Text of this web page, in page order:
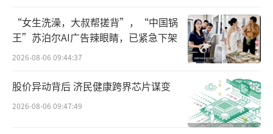
组合、获客半径”的本地化调试，找到适合下
沉市场的模型。
“如果给我们十年，乐刻健身和闪电熊猫
两个品牌未来会不会变成一个，是有可能的，
或者是熊猫就不断的下沉。”夏东坦言。
“女生洗澡，大叔帮搓背”，“中国锅
王”苏泊尔AI广告辣眼睛，已紧急下架
2026-08-06 09:44:37
股价异动背后 济民健康跨界芯片谋变
2026-08-06 09:47:49